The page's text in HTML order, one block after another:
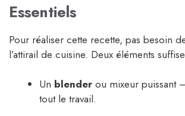
Essentiels
Pour réaliser cette recette, pas besoin
l’attirail de cuisine. Deux éléments
Un blender ou mixeur puissant
tout le travail.